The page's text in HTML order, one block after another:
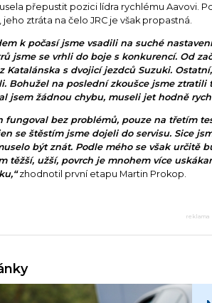
přepustit pozici lídra rychlému Aavovi.
jeho ztráta na čelo JRC je však propastná.
k počasí jsme vsadili na suché
jsme se vrhli do boje s konkurencí. Od
Katalánska s dvojicí jezdců Suzuki.
Bohužel na poslední zkoušce jsme ztratili
jsem žádnou chybu, museli jet hodně
fungoval bez problémů, pouze na třetím
se štěstím jsme dojeli do servisu. Sice
být znát. Podle mého se však určitě
těžší, užší, povrch je mnohem více
zhodnotil první etapu Martin Prokop.
reklama